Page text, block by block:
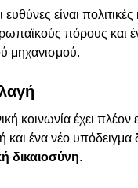
είναι
πόρους και
μηχανισμού.
κοινωνία έχει
και ένα νέο
δικαιοσύνη.